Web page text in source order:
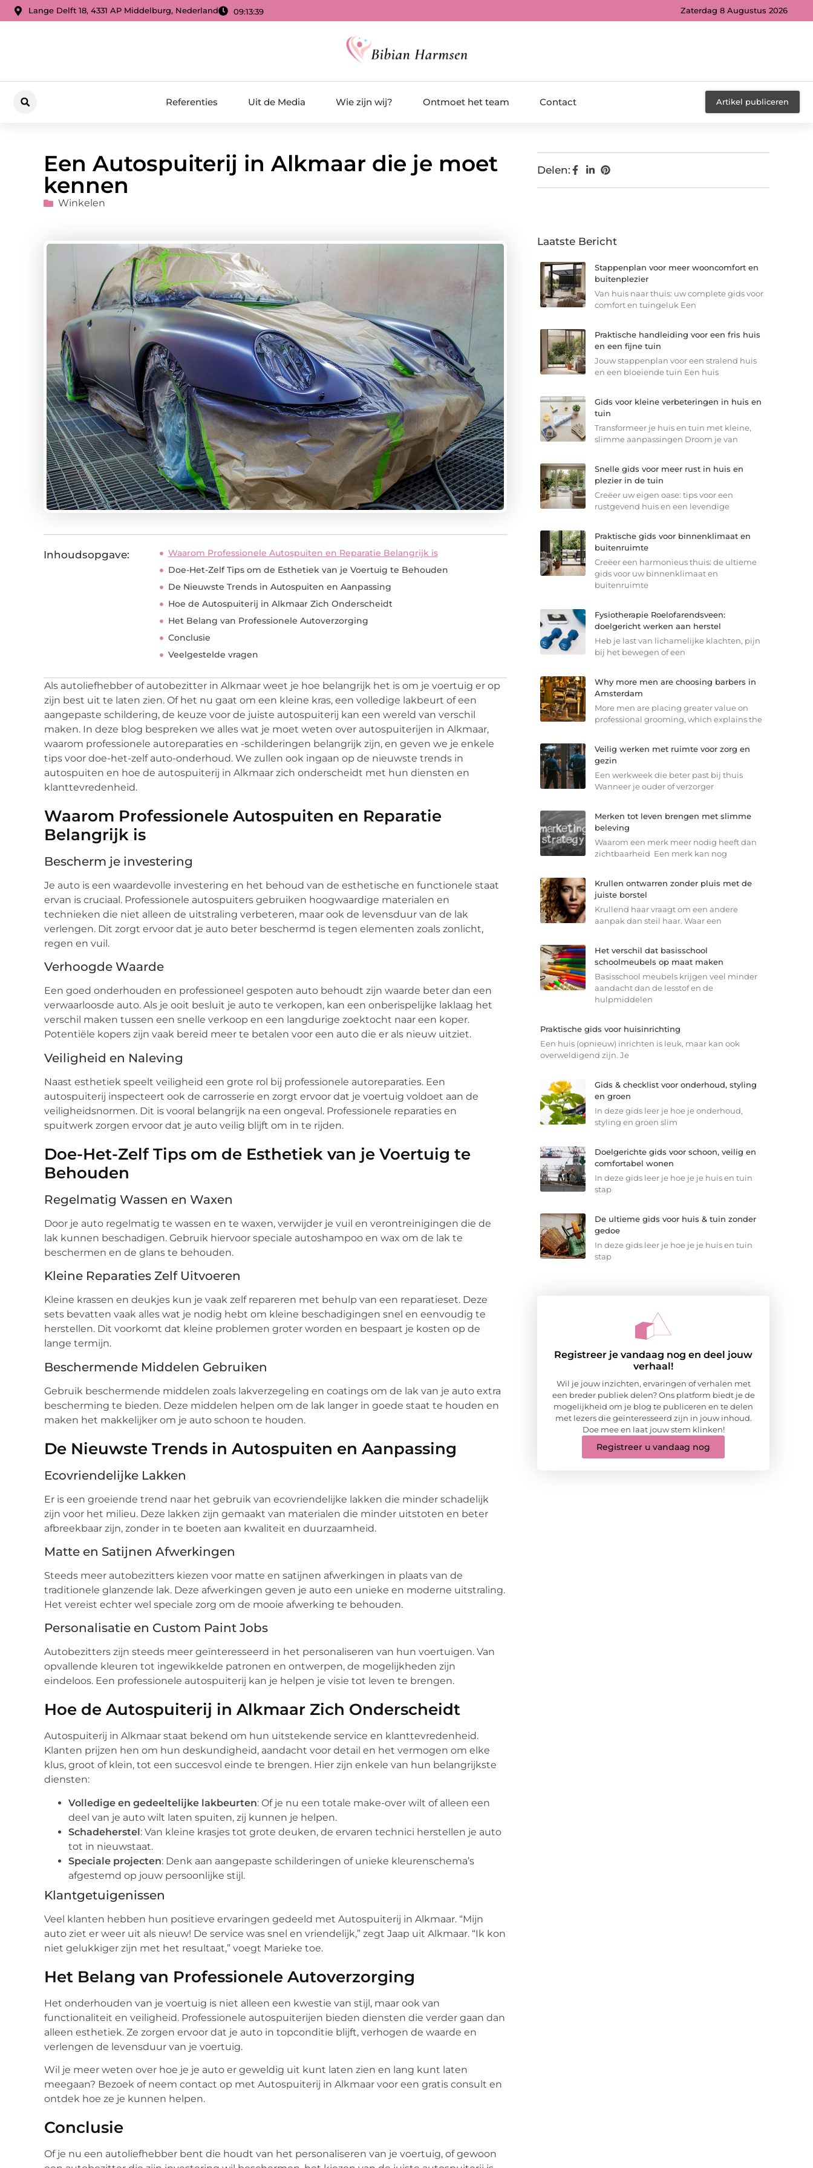
Lange Delft 18, 4331 AP Middelburg, Nederland 09:13:40 Zaterdag 8 Augustus 2026
Referenties Uit de Media Wie zijn wij? Ontmoet het team Contact Artikel publiceren
Een Autospuiterij in Alkmaar die je moet
kennen
Winkelen
Inhoudsopgave:
Waarom Professionele Autospuiten en Reparatie Belangrijk is
Doe-Het-Zelf Tips om de Esthetiek van je Voertuig te Behouden
De Nieuwste Trends in Autospuiten en Aanpassing
Hoe de Autospuiterij in Alkmaar Zich Onderscheidt
Het Belang van Professionele Autoverzorging
Conclusie
Veelgestelde vragen
Als autoliefhebber of autobezitter in Alkmaar weet je hoe belangrijk het is om je voertuig er op
zijn best uit te laten zien. Of het nu gaat om een kleine kras, een volledige lakbeurt of een
aangepaste schildering, de keuze voor de juiste autospuiterij kan een wereld van verschil
maken. In deze blog bespreken we alles wat je moet weten over autospuiterijen in Alkmaar,
waarom professionele autoreparaties en -schilderingen belangrijk zijn, en geven we je enkele
tips voor doe-het-zelf auto-onderhoud. We zullen ook ingaan op de nieuwste trends in
autospuiten en hoe de autospuiterij in Alkmaar zich onderscheidt met hun diensten en
klanttevredenheid.
Waarom Professionele Autospuiten en Reparatie
Belangrijk is
Bescherm je investering
Je auto is een waardevolle investering en het behoud van de esthetische en functionele staat
ervan is cruciaal. Professionele autospuiters gebruiken hoogwaardige materialen en
technieken die niet alleen de uitstraling verbeteren, maar ook de levensduur van de lak
verlengen. Dit zorgt ervoor dat je auto beter beschermd is tegen elementen zoals zonlicht,
regen en vuil.
Verhoogde Waarde
Een goed onderhouden en professioneel gespoten auto behoudt zijn waarde beter dan een
verwaarloosde auto. Als je ooit besluit je auto te verkopen, kan een onberispelijke laklaag het
verschil maken tussen een snelle verkoop en een langdurige zoektocht naar een koper.
Potentiële kopers zijn vaak bereid meer te betalen voor een auto die er als nieuw uitziet.
Veiligheid en Naleving
Naast esthetiek speelt veiligheid een grote rol bij professionele autoreparaties. Een
autospuiterij inspecteert ook de carrosserie en zorgt ervoor dat je voertuig voldoet aan de
veiligheidsnormen. Dit is vooral belangrijk na een ongeval. Professionele reparaties en
spuitwerk zorgen ervoor dat je auto veilig blijft om in te rijden.
Doe-Het-Zelf Tips om de Esthetiek van je Voertuig te
Behouden
Regelmatig Wassen en Waxen
Door je auto regelmatig te wassen en te waxen, verwijder je vuil en verontreinigingen die de
lak kunnen beschadigen. Gebruik hiervoor speciale autoshampoo en wax om de lak te
beschermen en de glans te behouden.
Kleine Reparaties Zelf Uitvoeren
Kleine krassen en deukjes kun je vaak zelf repareren met behulp van een reparatieset. Deze
sets bevatten vaak alles wat je nodig hebt om kleine beschadigingen snel en eenvoudig te
herstellen. Dit voorkomt dat kleine problemen groter worden en bespaart je kosten op de
lange termijn.
Beschermende Middelen Gebruiken
Gebruik beschermende middelen zoals lakverzegeling en coatings om de lak van je auto extra
bescherming te bieden. Deze middelen helpen om de lak langer in goede staat te houden en
maken het makkelijker om je auto schoon te houden.
De Nieuwste Trends in Autospuiten en Aanpassing
Ecovriendelijke Lakken
Er is een groeiende trend naar het gebruik van ecovriendelijke lakken die minder schadelijk
zijn voor het milieu. Deze lakken zijn gemaakt van materialen die minder uitstoten en beter
afbreekbaar zijn, zonder in te boeten aan kwaliteit en duurzaamheid.
Matte en Satijnen Afwerkingen
Steeds meer autobezitters kiezen voor matte en satijnen afwerkingen in plaats van de
traditionele glanzende lak. Deze afwerkingen geven je auto een unieke en moderne uitstraling.
Het vereist echter wel speciale zorg om de mooie afwerking te behouden.
Personalisatie en Custom Paint Jobs
Autobezitters zijn steeds meer geïnteresseerd in het personaliseren van hun voertuigen. Van
opvallende kleuren tot ingewikkelde patronen en ontwerpen, de mogelijkheden zijn
eindeloos. Een professionele autospuiterij kan je helpen je visie tot leven te brengen.
Hoe de Autospuiterij in Alkmaar Zich Onderscheidt
Autospuiterij in Alkmaar staat bekend om hun uitstekende service en klanttevredenheid.
Klanten prijzen hen om hun deskundigheid, aandacht voor detail en het vermogen om elke
klus, groot of klein, tot een succesvol einde te brengen. Hier zijn enkele van hun belangrijkste
diensten:
Volledige en gedeeltelijke lakbeurten: Of je nu een totale make-over wilt of alleen een
deel van je auto wilt laten spuiten, zij kunnen je helpen.
Schadeherstel: Van kleine krasjes tot grote deuken, de ervaren technici herstellen je auto
tot in nieuwstaat.
Speciale projecten: Denk aan aangepaste schilderingen of unieke kleurenschema’s
afgestemd op jouw persoonlijke stijl.
Klantgetuigenissen
Veel klanten hebben hun positieve ervaringen gedeeld met Autospuiterij in Alkmaar. “Mijn
auto ziet er weer uit als nieuw! De service was snel en vriendelijk,” zegt Jaap uit Alkmaar. “Ik kon
niet gelukkiger zijn met het resultaat,” voegt Marieke toe.
Het Belang van Professionele Autoverzorging
Het onderhouden van je voertuig is niet alleen een kwestie van stijl, maar ook van
functionaliteit en veiligheid. Professionele autospuiterijen bieden diensten die verder gaan dan
alleen esthetiek. Ze zorgen ervoor dat je auto in topconditie blijft, verhogen de waarde en
verlengen de levensduur van je voertuig.
Wil je meer weten over hoe je je auto er geweldig uit kunt laten zien en lang kunt laten
meegaan? Bezoek of neem contact op met Autospuiterij in Alkmaar voor een gratis consult en
ontdek hoe ze je kunnen helpen.
Conclusie
Of je nu een autoliefhebber bent die houdt van het personaliseren van je voertuig, of gewoon
Delen:
Laatste Bericht
Stappenplan voor meer wooncomfort en
buitenplezier
Van huis naar thuis: uw complete gids voor
comfort en tuingeluk Een
Praktische handleiding voor een fris huis
en een fijne tuin
Jouw stappenplan voor een stralend huis
en een bloeiende tuin Een huis
Gids voor kleine verbeteringen in huis en
tuin
Transformeer je huis en tuin met kleine,
slimme aanpassingen Droom je van
Snelle gids voor meer rust in huis en
plezier in de tuin
Creëer uw eigen oase: tips voor een
rustgevend huis en een levendige
Praktische gids voor binnenklimaat en
buitenruimte
Creëer een harmonieus thuis: de ultieme
gids voor uw binnenklimaat en
buitenruimte
Fysiotherapie Roelofarendsveen:
doelgericht werken aan herstel
Heb je last van lichamelijke klachten, pijn
bij het bewegen of een
Why more men are choosing barbers in
Amsterdam
More men are placing greater value on
professional grooming, which explains the
Veilig werken met ruimte voor zorg en
gezin
Een werkweek die beter past bij thuis
Wanneer je ouder of verzorger
Merken tot leven brengen met slimme
beleving
Waarom een merk meer nodig heeft dan
zichtbaarheid Een merk kan nog
Krullen ontwarren zonder pluis met de
juiste borstel
Krullend haar vraagt om een andere
aanpak dan steil haar. Waar een
Het verschil dat basisschool
schoolmeubels op maat maken
Basisschool meubels krijgen veel minder
aandacht dan de lesstof en de
hulpmiddelen
Praktische gids voor huisinrichting
Een huis (opnieuw) inrichten is leuk, maar kan ook
overweldigend zijn. Je
Gids & checklist voor onderhoud, styling
en groen
In deze gids leer je hoe je onderhoud,
styling en groen slim
Doelgerichte gids voor schoon, veilig en
comfortabel wonen
In deze gids leer je hoe je je huis en tuin
stap
De ultieme gids voor huis & tuin zonder
gedoe
In deze gids leer je hoe je je huis en tuin
stap
Registreer je vandaag nog en deel jouw
verhaal!
Wil je jouw inzichten, ervaringen of verhalen met
een breder publiek delen? Ons platform biedt je de
mogelijkheid om je blog te publiceren en te delen
met lezers die geïnteresseerd zijn in jouw inhoud.
Doe mee en laat jouw stem klinken!
Registreer u vandaag nog